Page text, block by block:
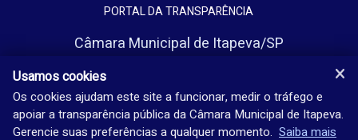
PORTAL DA TRANSPARÊNCIA
Câmara Municipal de Itapeva/SP
Jardim Europa - Itapeva - SP - Brasil
(15) 3524-9200
Usamos cookies
Os cookies ajudam este site a funcionar, medir o tráfego e
apoiar a transparência pública da Câmara Municipal de Itapeva.
Gerencie suas preferências a qualquer momento. Saiba mais